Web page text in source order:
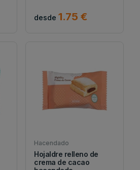
desde 1.75 €
Hacendado
Hojaldre relleno de
crema de cacao